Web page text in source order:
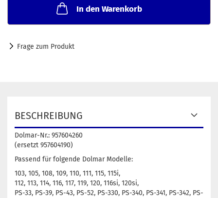
In den Warenkorb
Frage zum Produkt
BESCHREIBUNG
Dolmar-Nr.: 957604260
(ersetzt 957604190)
Passend für folgende Dolmar Modelle:
103, 105, 108, 109, 110, 111, 115, 115i,
112, 113, 114, 116, 117, 119, 120, 116si, 120si,
PS-33, PS-39, PS-43, PS-52, PS-330, PS-340, PS-341, PS-342, PS-